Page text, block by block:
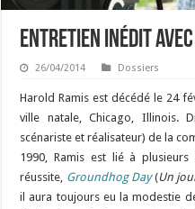
Entretien inédit
26/04/2014 Dossiers
Harold Ramis est décédé le 24
ville natale, Chicago, Illinois.
scénariste et réalisateur) de la
1990, Ramis est lié à
réussite, Groundhog Day(Un
il aura toujours eu la modestie